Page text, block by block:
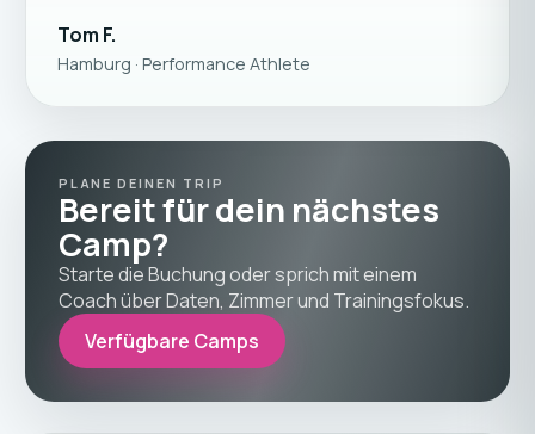
Tom F.
Hamburg · Performance Athlete
PLANE DEINEN TRIP
Bereit für dein nächstes
Camp?
Starte die Buchung oder sprich mit einem
Coach über Daten, Zimmer und Trainingsfokus.
Verfügbare Camps